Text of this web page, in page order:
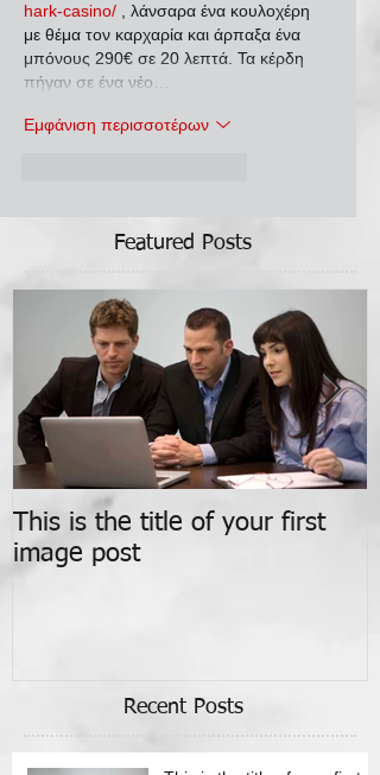
Featured Posts
Recent Posts
hark-casino/ , λάνσαρα ένα κουλοχέρη
με θέμα τον καρχαρία και άρπαξα ένα
μπόνους 290€ σε 20 λεπτά. Τα κέρδη
πήγαν σε ένα νέο…
Εμφάνιση περισσοτέρων
This is the title of your first
image post